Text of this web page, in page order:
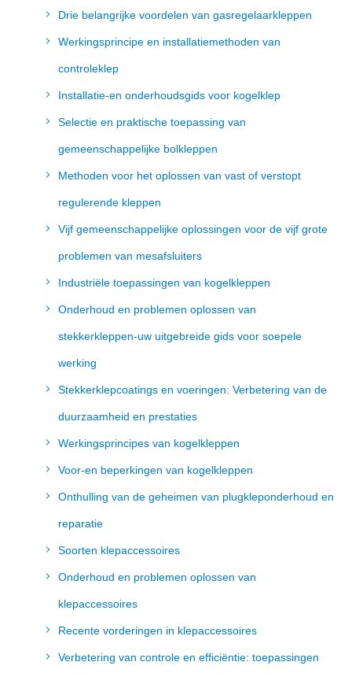
Drie belangrijke voordelen van gasregelaarkleppen
Werkingsprincipe en installatiemethoden van
controleklep
Installatie-en onderhoudsgids voor kogelklep
Selectie en praktische toepassing van
gemeenschappelijke bolkleppen
Methoden voor het oplossen van vast of verstopt
regulerende kleppen
Vijf gemeenschappelijke oplossingen voor de vijf grote
problemen van mesafsluiters
Industriële toepassingen van kogelkleppen
Onderhoud en problemen oplossen van
stekkerkleppen-uw uitgebreide gids voor soepele
werking
Stekkerklepcoatings en voeringen: Verbetering van de
duurzaamheid en prestaties
Werkingsprincipes van kogelkleppen
Voor-en beperkingen van kogelkleppen
Onthulling van de geheimen van plugkleponderhoud en
reparatie
Soorten klepaccessoires
Onderhoud en problemen oplossen van
klepaccessoires
Recente vorderingen in klepaccessoires
Verbetering van controle en efficiëntie: toepassingen